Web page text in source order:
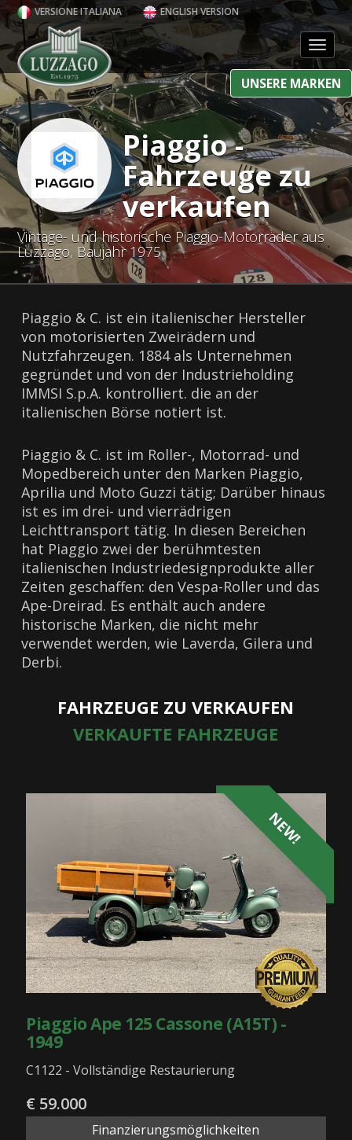
VERSIONE ITALIANA ENGLISH VERSION
UNSERE MARKEN
Piaggio -
Fahrzeuge zu
verkaufen
Vintage- und historische Piaggio-Motorräder aus
Luzzago, Baujahr 1975
Piaggio & C. ist ein italienischer Hersteller
von motorisierten Zweirädern und
Nutzfahrzeugen. 1884 als Unternehmen
gegründet und von der Industrieholding
IMMSI S.p.A. kontrolliert. die an der
italienischen Börse notiert ist.
Piaggio & C. ist im Roller-, Motorrad- und
Mopedbereich unter den Marken Piaggio,
Aprilia und Moto Guzzi tätig; Darüber hinaus
ist es im drei- und vierrädrigen
Leichttransport tätig. In diesen Bereichen
hat Piaggio zwei der berühmtesten
italienischen Industriedesignprodukte aller
Zeiten geschaffen: den Vespa-Roller und das
Ape-Dreirad. Es enthält auch andere
historische Marken, die nicht mehr
verwendet werden, wie Laverda, Gilera und
Derbi.
FAHRZEUGE ZU VERKAUFEN
VERKAUFTE FAHRZEUGE
NEW!
Piaggio Ape 125 Cassone (A15T) -
1949
C1122 - Vollständige Restaurierung
€ 59.000
Finanzierungsmöglichkeiten